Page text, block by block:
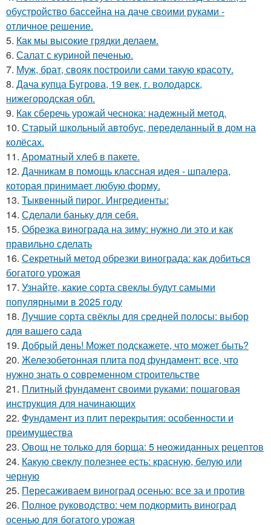
обустройство бассейна на даче своими руками -
отличное решение.
5. Как мы высокие грядки делаем.
6. Салат с куриной печенью.
7. Муж, брат, свояк построили сами такую красоту.
8. Дача купца Бугрова, 19 век, г. володарск,
нижегородская обл.
9. Как сберечь урожай чеснока: надежный метод.
10. Старый школьный автобус, переделанный в дом на
колёсах.
11. Ароматный хлеб в пакете.
12. Дачникам в помощь классная идея - шпалера,
которая принимает любую форму.
13. Тыквенный пирог. Ингредиенты:
14. Сделали баньку для себя.
15. Обрезка винограда на зиму: нужно ли это и как
правильно сделать
16. Секретный метод обрезки винограда: как добиться
богатого урожая
17. Узнайте, какие сорта свеклы будут самыми
популярными в 2025 году
18. Лучшие сорта свёклы для средней полосы: выбор
для вашего сада
19. Добрый день! Может подскажете, что может быть?
20. Железобетонная плита под фундамент: все, что
нужно знать о современном строительстве
21. Плитный фундамент своими руками: пошаговая
инструкция для начинающих
22. Фундамент из плит перекрытия: особенности и
преимущества
23. Овощ не только для борща: 5 неожиданных рецептов
24. Какую свеклу полезнее есть: красную, белую или
черную
25. Пересаживаем виноград осенью: все за и против
26. Полное руководство: чем подкормить виноград
осенью для богатого урожая